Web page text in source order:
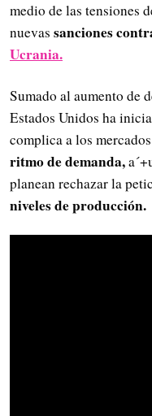
medio de las tensiones
nuevas sanciones
Ucrania.
Sumado al aumento de
Estados Unidos ha
complica a los
ritmo de demanda,
planean rechazar la
niveles de producción.